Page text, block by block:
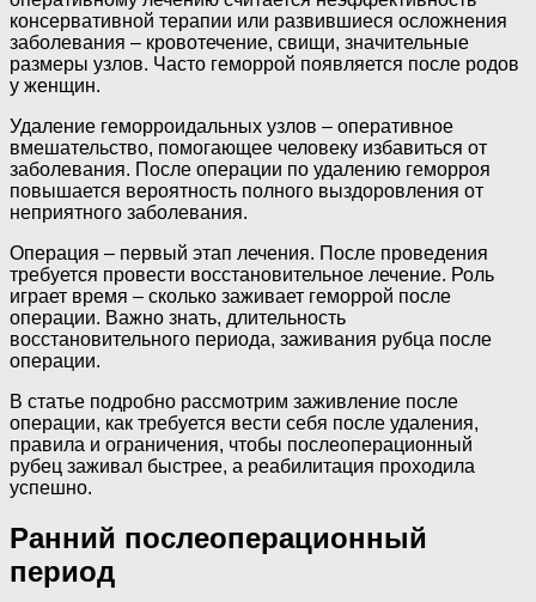
консервативной терапии или развившиеся осложнения
заболевания – кровотечение, свищи, значительные
размеры узлов. Часто геморрой появляется после родов
у женщин.
Удаление геморроидальных узлов – оперативное
вмешательство, помогающее человеку избавиться от
заболевания. После операции по удалению геморроя
повышается вероятность полного выздоровления от
неприятного заболевания.
Операция – первый этап лечения. После проведения
требуется провести восстановительное лечение. Роль
играет время – сколько заживает геморрой после
операции. Важно знать, длительность
восстановительного периода, заживания рубца после
операции.
В статье подробно рассмотрим заживление после
операции, как требуется вести себя после удаления,
правила и ограничения, чтобы послеоперационный
рубец заживал быстрее, а реабилитация проходила
успешно.
Ранний послеоперационный
период